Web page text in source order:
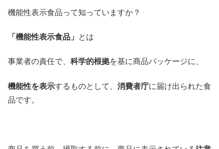
機能性表示食品って知っていますか？
「機能性表示食品」 とは
事業者の責任で、 科学的根拠を基に商品パッケージに、
機能性を表示するものとして、 消費者庁に届け出られた食
品です。